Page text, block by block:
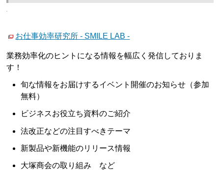
お仕事効率研究所 - SMILE LAB -
業務効率化のヒントになる情報を幅広く発信しておりま
す！
旬な情報をお届けするイベント開催のお知らせ（参加
無料）
ビジネスお役立ち資料のご紹介
法改正などの注目すべきテーマ
新製品や新機能のリリース情報
大塚商会の取り組み など